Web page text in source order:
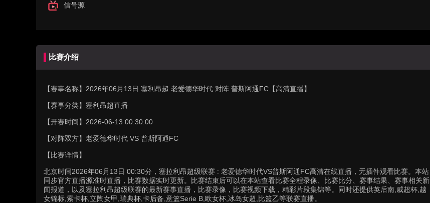
信号源
比赛介绍
【赛事名称】 2026年06月13日 塞利昂超 老爱德华时代 对阵 普斯阿通FC【高清直播】
【赛事分类】 塞利昂超直播
【开赛时间】 2026-06-13 00:30:00
【对阵双方】 老爱德华时代 VS 普斯阿通FC
【比赛详情】
北京时间2026年06月13日 00:30分，塞拉利昂超级联赛 : 老爱德华时代VS普斯阿通FC高清在线直播，无插件观看比赛。本站
同步官方直播源准时直播，比赛数据实时更新。比赛结束后可以在本站查看比赛全程录像、比赛比分、赛事结果、赛事相关新
闻报道，以及塞拉利昂超级联赛的最新赛事直播，比赛录像，比赛视频下载，精彩片段集锦等。同时还提供英后南,威超杯,越
女锦标,索卡杯,立陶女甲,瑞典杯,卡后备,意篮Serie B,欧女杯,冰岛女超,比篮乙等联赛直播。